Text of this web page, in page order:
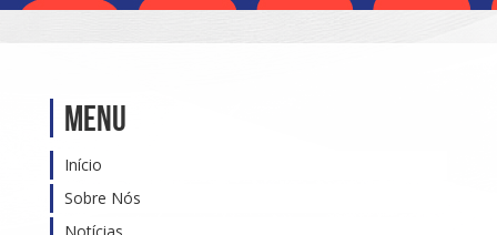
Menu
Início
Sobre Nós